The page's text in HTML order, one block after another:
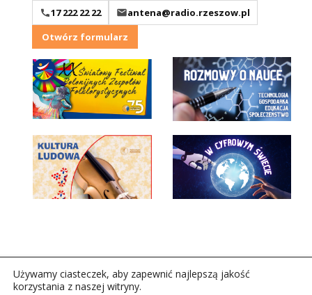
17 222 22 22
antena@radio.rzeszow.pl
Otwórz formularz
Używamy ciasteczek, aby zapewnić najlepszą jakość
korzystania z naszej witryny.